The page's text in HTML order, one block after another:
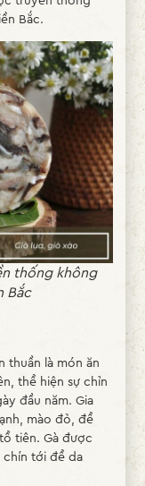
Bắc.
thống không
Bắc
thuần là món ăn
thể hiện sự chỉn
đầu năm. Gia
mào đỏ, để
tiên. Gà được
chín tới để da